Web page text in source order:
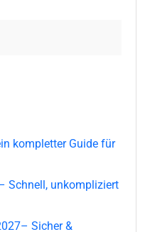
kompletter Guide für
Schnell, unkompliziert
Sicher &